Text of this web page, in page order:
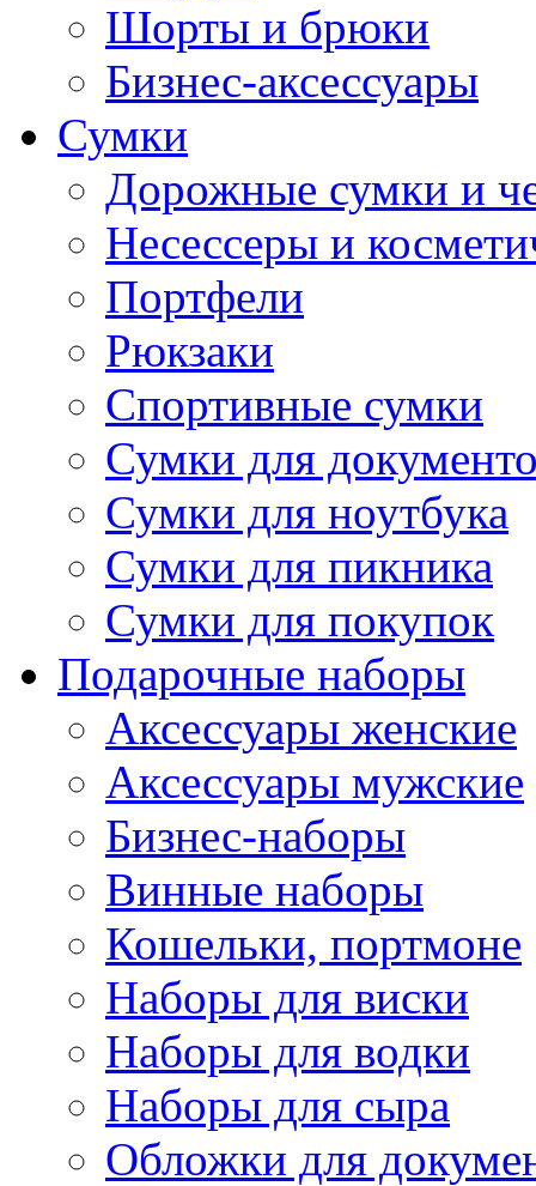
Шорты и брюки
Бизнес-аксессуары
Сумки
Дорожные сумки и
Несессеры и
Портфели
Рюкзаки
Спортивные сумки
Сумки для
Сумки для ноутбука
Сумки для пикника
Сумки для покупок
Подарочные наборы
Аксессуары женские
Аксессуары мужские
Бизнес-наборы
Винные наборы
Кошельки, портмоне
Наборы для виски
Наборы для водки
Наборы для сыра
Обложки для